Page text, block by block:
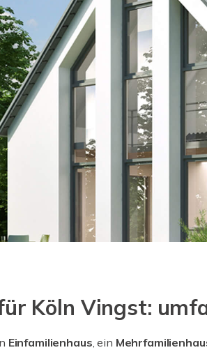
Köln Vingst:
Einfamilienhaus, ein